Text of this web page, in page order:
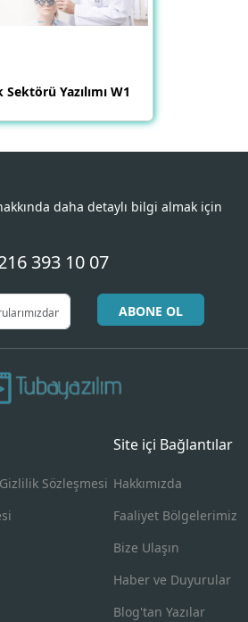
Sektörü Yazılımı W1
daha detaylı bilgi almak için
393 10 07
ABONE OL
Sözleşmesi
Site içi Bağlantılar
Hakkımızda
Faaliyet Bölgelerimiz
Bize Ulaşın
Haber ve Duyurular
Blog'tan Yazılar